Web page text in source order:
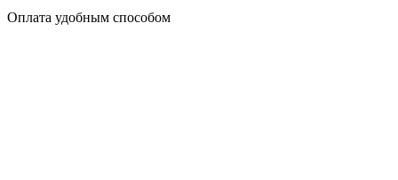
Оплата удобным способом